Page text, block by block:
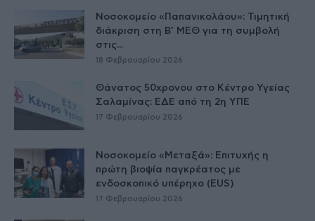
Νοσοκομείο «Παπανικολάου»: Τιμητική
διάκριση στη Β’ ΜΕΘ για τη συμβολή
στις...
18 Φεβρουαρίου 2026
Θάνατος 50χρονου στο Κέντρο Υγείας
Σαλαμίνας: ΕΔΕ από τη 2η ΥΠΕ
17 Φεβρουαρίου 2026
Νοσοκομείο «Μεταξά»: Επιτυχής η
πρώτη βιοψία παγκρέατος με
ενδοσκοπικό υπέρηχο (EUS)
17 Φεβρουαρίου 2026